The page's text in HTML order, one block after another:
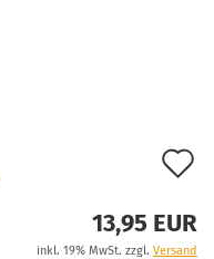
13,95 EUR
inkl. 19% MwSt. zzgl. Versand